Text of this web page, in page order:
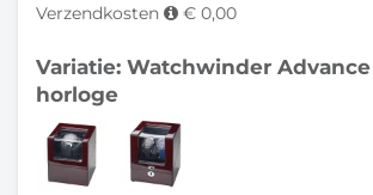
Verzendkosten
€ 0,00
Variatie: Watchwinder Advance
horloge